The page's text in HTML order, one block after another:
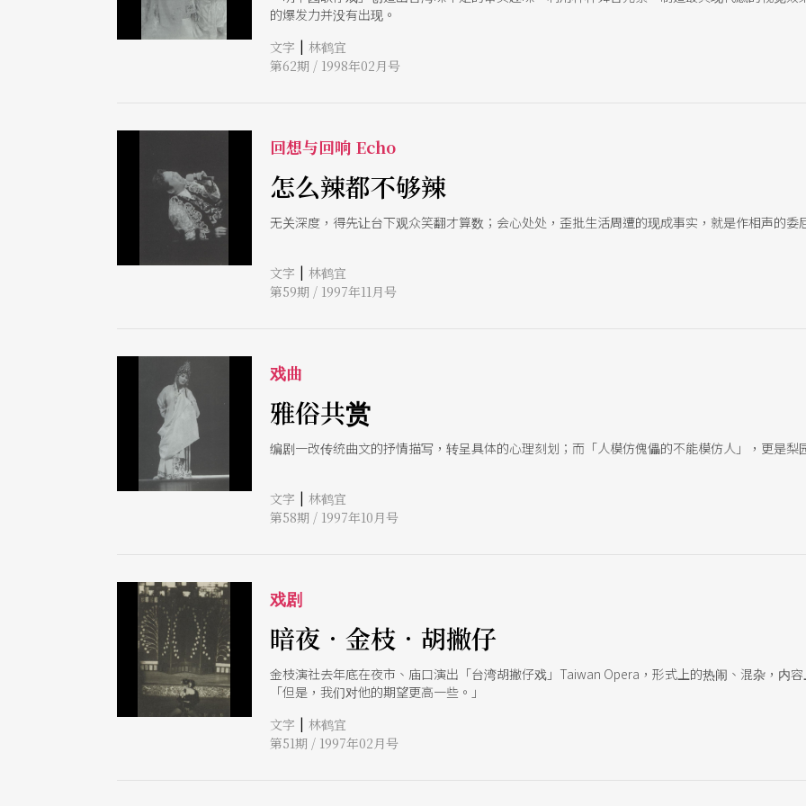
的爆发力并没有出现。
文字 | 林鹤宜
第62期 / 1998年02月号
回想与回响 Echo
怎么辣都不够辣
无关深度，得先让台下观众笑翻才算数；会心处处，歪批生活周遭的现成事实，就是作相声的委
文字 | 林鹤宜
第59期 / 1997年11月号
戏曲
雅俗共赏
编剧一改传统曲文的抒情描写，转呈具体的心理刻划；而「人模仿傀儡的不能模仿人」，更是梨
文字 | 林鹤宜
第58期 / 1997年10月号
戏剧
暗夜．金枝．胡撇仔
金枝演社去年底在夜市、庙口演出「台湾胡撇仔戏」Taiwan Opera，形式上的热闹、混杂，内
「但是，我们对他的期望更高一些。」
文字 | 林鹤宜
第51期 / 1997年02月号